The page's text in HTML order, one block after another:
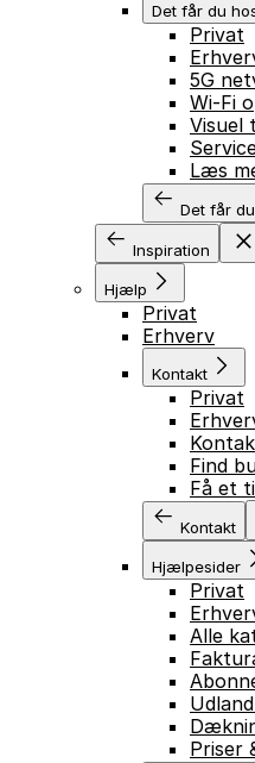
Det får du
Privat
5G
Wi-Fi
Visuel
Læs
Det får
Inspiration
Hjælp
Privat
Erhverv
Kontakt
Privat
Find
Få et
Kontakt
Hjælpesider
Privat
Alle
Priser